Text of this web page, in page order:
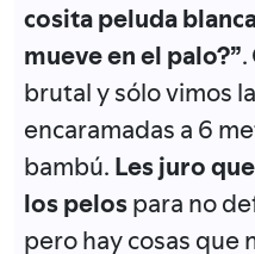
cosita peluda
mueve en el palo?”
brutal y sólo vimos
encaramadas a 6
bambú. Les juro
los pelospara no
pero hay cosas que